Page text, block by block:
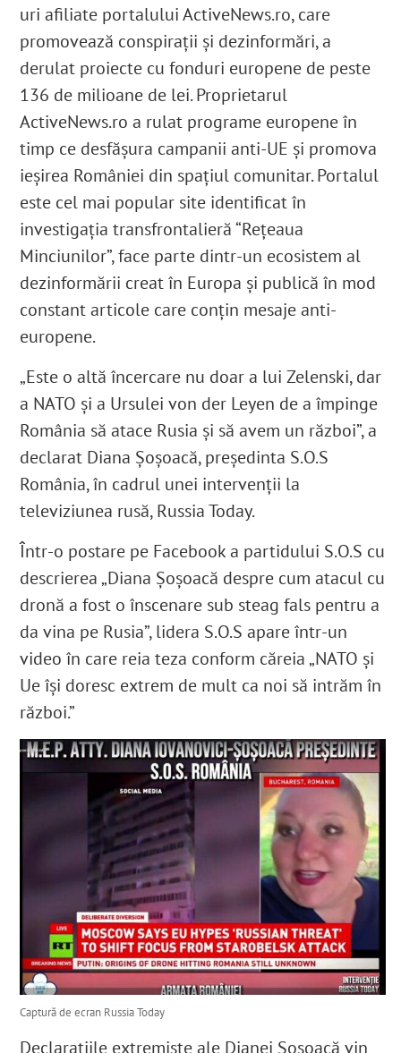
uri afiliate portalului ActiveNews.ro, care
promovează conspirații și dezinformări, a
derulat proiecte cu fonduri europene de peste
136 de milioane de lei. Proprietarul
ActiveNews.ro a rulat programe europene în
timp ce desfășura campanii anti-UE și promova
ieșirea României din spațiul comunitar. Portalul
este cel mai popular site identificat în
investigația transfrontalieră “Rețeaua
Minciunilor”, face parte dintr-un ecosistem al
dezinformării creat în Europa și publică în mod
constant articole care conțin mesaje anti-
europene.
„Este o altă încercare nu doar a lui Zelenski, dar
a NATO și a Ursulei von der Leyen de a împinge
România să atace Rusia și să avem un război”, a
declarat Diana Șoșoacă, președinta S.O.S
România, în cadrul unei intervenții la
televiziunea rusă, Russia Today.
Într-o postare pe Facebook a partidului S.O.S cu
descrierea „Diana Șoșoacă despre cum atacul cu
dronă a fost o înscenare sub steag fals pentru a
da vina pe Rusia”, lidera S.O.S apare într-un
video în care reia teza conform căreia „NATO și
Ue își doresc extrem de mult ca noi să intrăm în
război.”
Captură de ecran Russia Today
Declarațiile extremiste ale Dianei Șoșoacă vin